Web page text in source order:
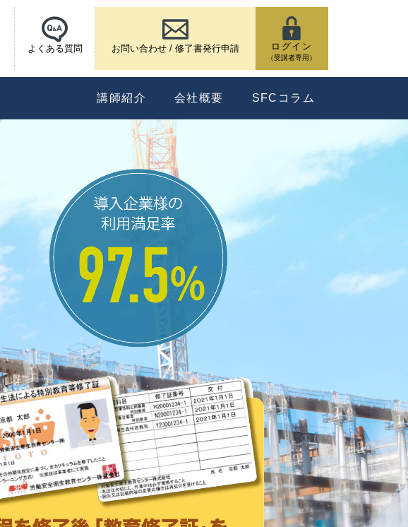
よくある質問 お問い合わせ / 修了書発行申請 ログイン
（受講者専用）
講師紹介 会社概要 SFCコラム